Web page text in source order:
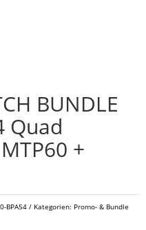
BUNDLE
Quad
+
BPA54 Kategorien: Promo- & Bundle